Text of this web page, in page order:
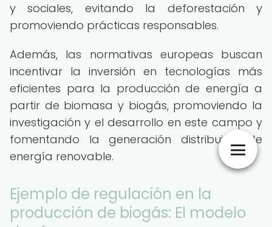
y sociales, evitando la deforestación y
promoviendo prácticas responsables.
Además, las normativas europeas buscan
incentivar la inversión en tecnologías más
eficientes para la producción de energía a
partir de biomasa y biogás, promoviendo la
investigación y el desarrollo en este campo y
fomentando la generación distribuida de
energía renovable.
Ejemplo de regulación en la
producción de biogás: El modelo